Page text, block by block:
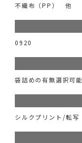
不織布（PP） 他
0920
袋詰めの有無選択可能
シルクプリント/転写